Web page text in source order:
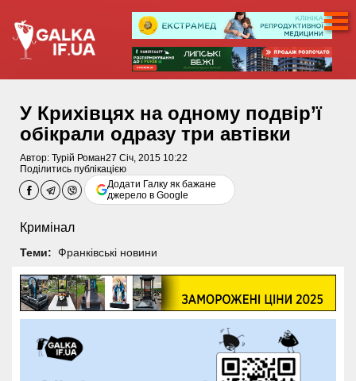
У Крихівцях на одному подвір’ї
обікрали одразу три автівки
Автор: Турій Роман27 Січ, 2015 10:22
Поділитись публікацією
Додати Галку як бажане
джерело в Google
Кримінал
Теми: Франківські новини